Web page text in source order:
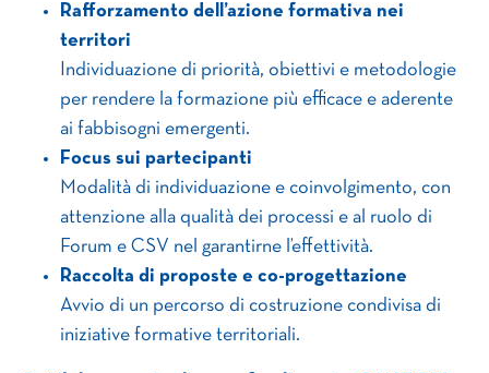
Rafforzamento dell’azione formativa nei
territori
Individuazione di priorità, obiettivi e metodologie
per rendere la formazione più efficace e aderente
ai fabbisogni emergenti.
Focus sui partecipanti
Modalità di individuazione e coinvolgimento, con
attenzione alla qualità dei processi e al ruolo di
Forum e CSV nel garantirne l’effettività.
Raccolta di proposte e co-progettazione
Avvio di un percorso di costruzione condivisa di
iniziative formative territoriali.